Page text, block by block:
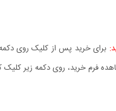
برای خرید پس از کلیک روی
فرم خرید، روی دکمه زیر کلیک